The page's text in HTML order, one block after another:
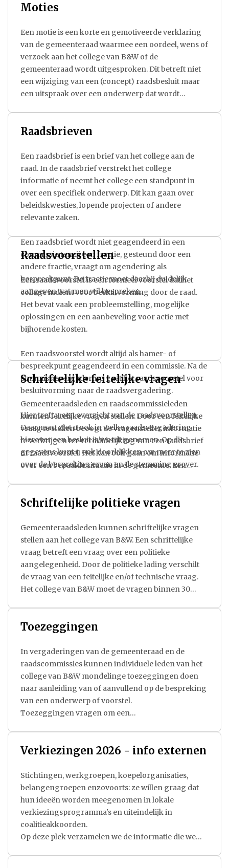
Moties
Een motie is een korte en gemotiveerde verklaring
van de gemeenteraad waarmee een oordeel, wens of
verzoek aan het college van B&W of de
gemeenteraad wordt uitgesproken. Dit betreft niet
een wijziging van een (concept) raadsbesluit maar
een uitspraak over een onderwerp dat wordt
Raadsbrieven
Een raadsbrief is een brief van het college aan de
raad. In de raadsbrief verstrekt het college
informatie of neemt het college een standpunt in
over een specifiek onderwerp. Dit kan gaan over
beleidskwesties, lopende projecten of andere
relevante zaken.
Een raadsbrief wordt niet geagendeerd in een
commissie tenzij een fractie, gesteund door een
andere fractie, vraagt om agendering als
bespreekpunt. De fractie moet daarbij duidelijk
aangeven wat men wil bespreken.
Raadsvoorstellen
Een raadsvoorstel is een formeel voorstel dat het
college indient voor besluitvorming door de raad.
Het bevat vaak een probleemstelling, mogelijke
oplossingen en een aanbeveling voor actie met
bijhorende kosten.
Een raadsvoorstel wordt altijd als hamer- of
bespreekpunt geagendeerd in een commissie. Na de
commissievergadering gaat het raadsvoorstel voor
besluitvorming naar de raadsvergadering.
Hier treft u een overzicht van de raadsvoorstellen.
Daarnaast ziet u ook in welke raadsvergadering
hierover een besluit is/wordt genomen. Op die
gegevens kunt u ook doorklikken om meer te zien
over de bespreking ervan en de stemming erover.
Schriftelijke feitelijke vragen
Gemeenteraadsleden en raadscommissieleden
kunnen feitelijke vragen stellen. Door een feitelijke
vraag te stellen beoogt de vragensteller informatie
te verkrijgen ter verduidelijking van een raadsbrief
of raadsvoorstel. Het kan ook gaan om informatie
over een bepaalde situatie in de gemeente. Een
antwoord op feitelijke vragen kan aanleiding geven
van B&W moet de vragen binnen 3 werkdagen
beantwoorden.
Schriftelijke politieke vragen
Gemeenteraadsleden kunnen schriftelijke vragen
stellen aan het college van B&W. Een schriftelijke
vraag betreft een vraag over een politieke
aangelegenheid. Door de politieke lading verschilt
de vraag van een feitelijke en/of technische vraag.
Het college van B&W moet de vragen binnen 30
Toezeggingen
In vergaderingen van de gemeenteraad en de
raadscommissies kunnen individuele leden van het
college van B&W mondelinge toezeggingen doen
naar aanleiding van of aanvullend op de bespreking
van een onderwerp of voorstel.
Toezeggingen vragen om een
besluit en worden daarom geregistreerd.
Verkiezingen 2026 - info externen
Stichtingen, werkgroepen, koepelorganisaties,
belangengroepen enzovoorts: ze willen graag dat
hun ideeën worden meegenomen in lokale
verkiezingsprogramma's en uiteindelijk in
coalitieakkoorden.
Op deze plek verzamelen we de informatie die we